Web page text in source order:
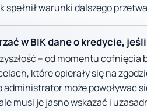
spełnił warunki dalszego
w BIK dane o kredycie,
– od momentu cofnięcia
które opierały się na
administrator może powoływać
musi je jasno wskazać i